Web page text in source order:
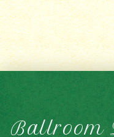
Ballroom